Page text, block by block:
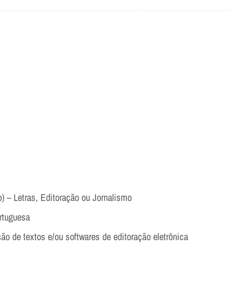
– Letras, Editoração ou Jornalismo
de textos e/ou softwares de editoração eletrônica